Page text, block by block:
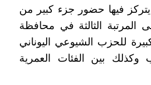
يتركز فيها حضور جزء كبير من
المرتبة الثالثة في محافظة
للحزب الشيوعي اليوناني
بين الفئات العمرية